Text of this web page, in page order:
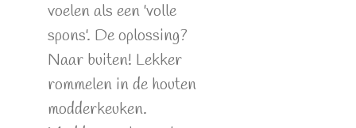
voelen als een 'volle
spons'. De oplossing?
Naar buiten! Lekker
rommelen in de houten
modderkeuken.